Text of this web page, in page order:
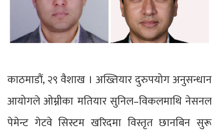
काठमाडौं, २९ वैशाख । अख्तियार दुरुपयोग अनुसन्धान
आयोगले ओम्नीका मतियार सुनिल–विकलमाथि नेसनल
पेमेन्ट गेटवे सिस्टम खरिदमा विस्तृत छानबिन सुरू